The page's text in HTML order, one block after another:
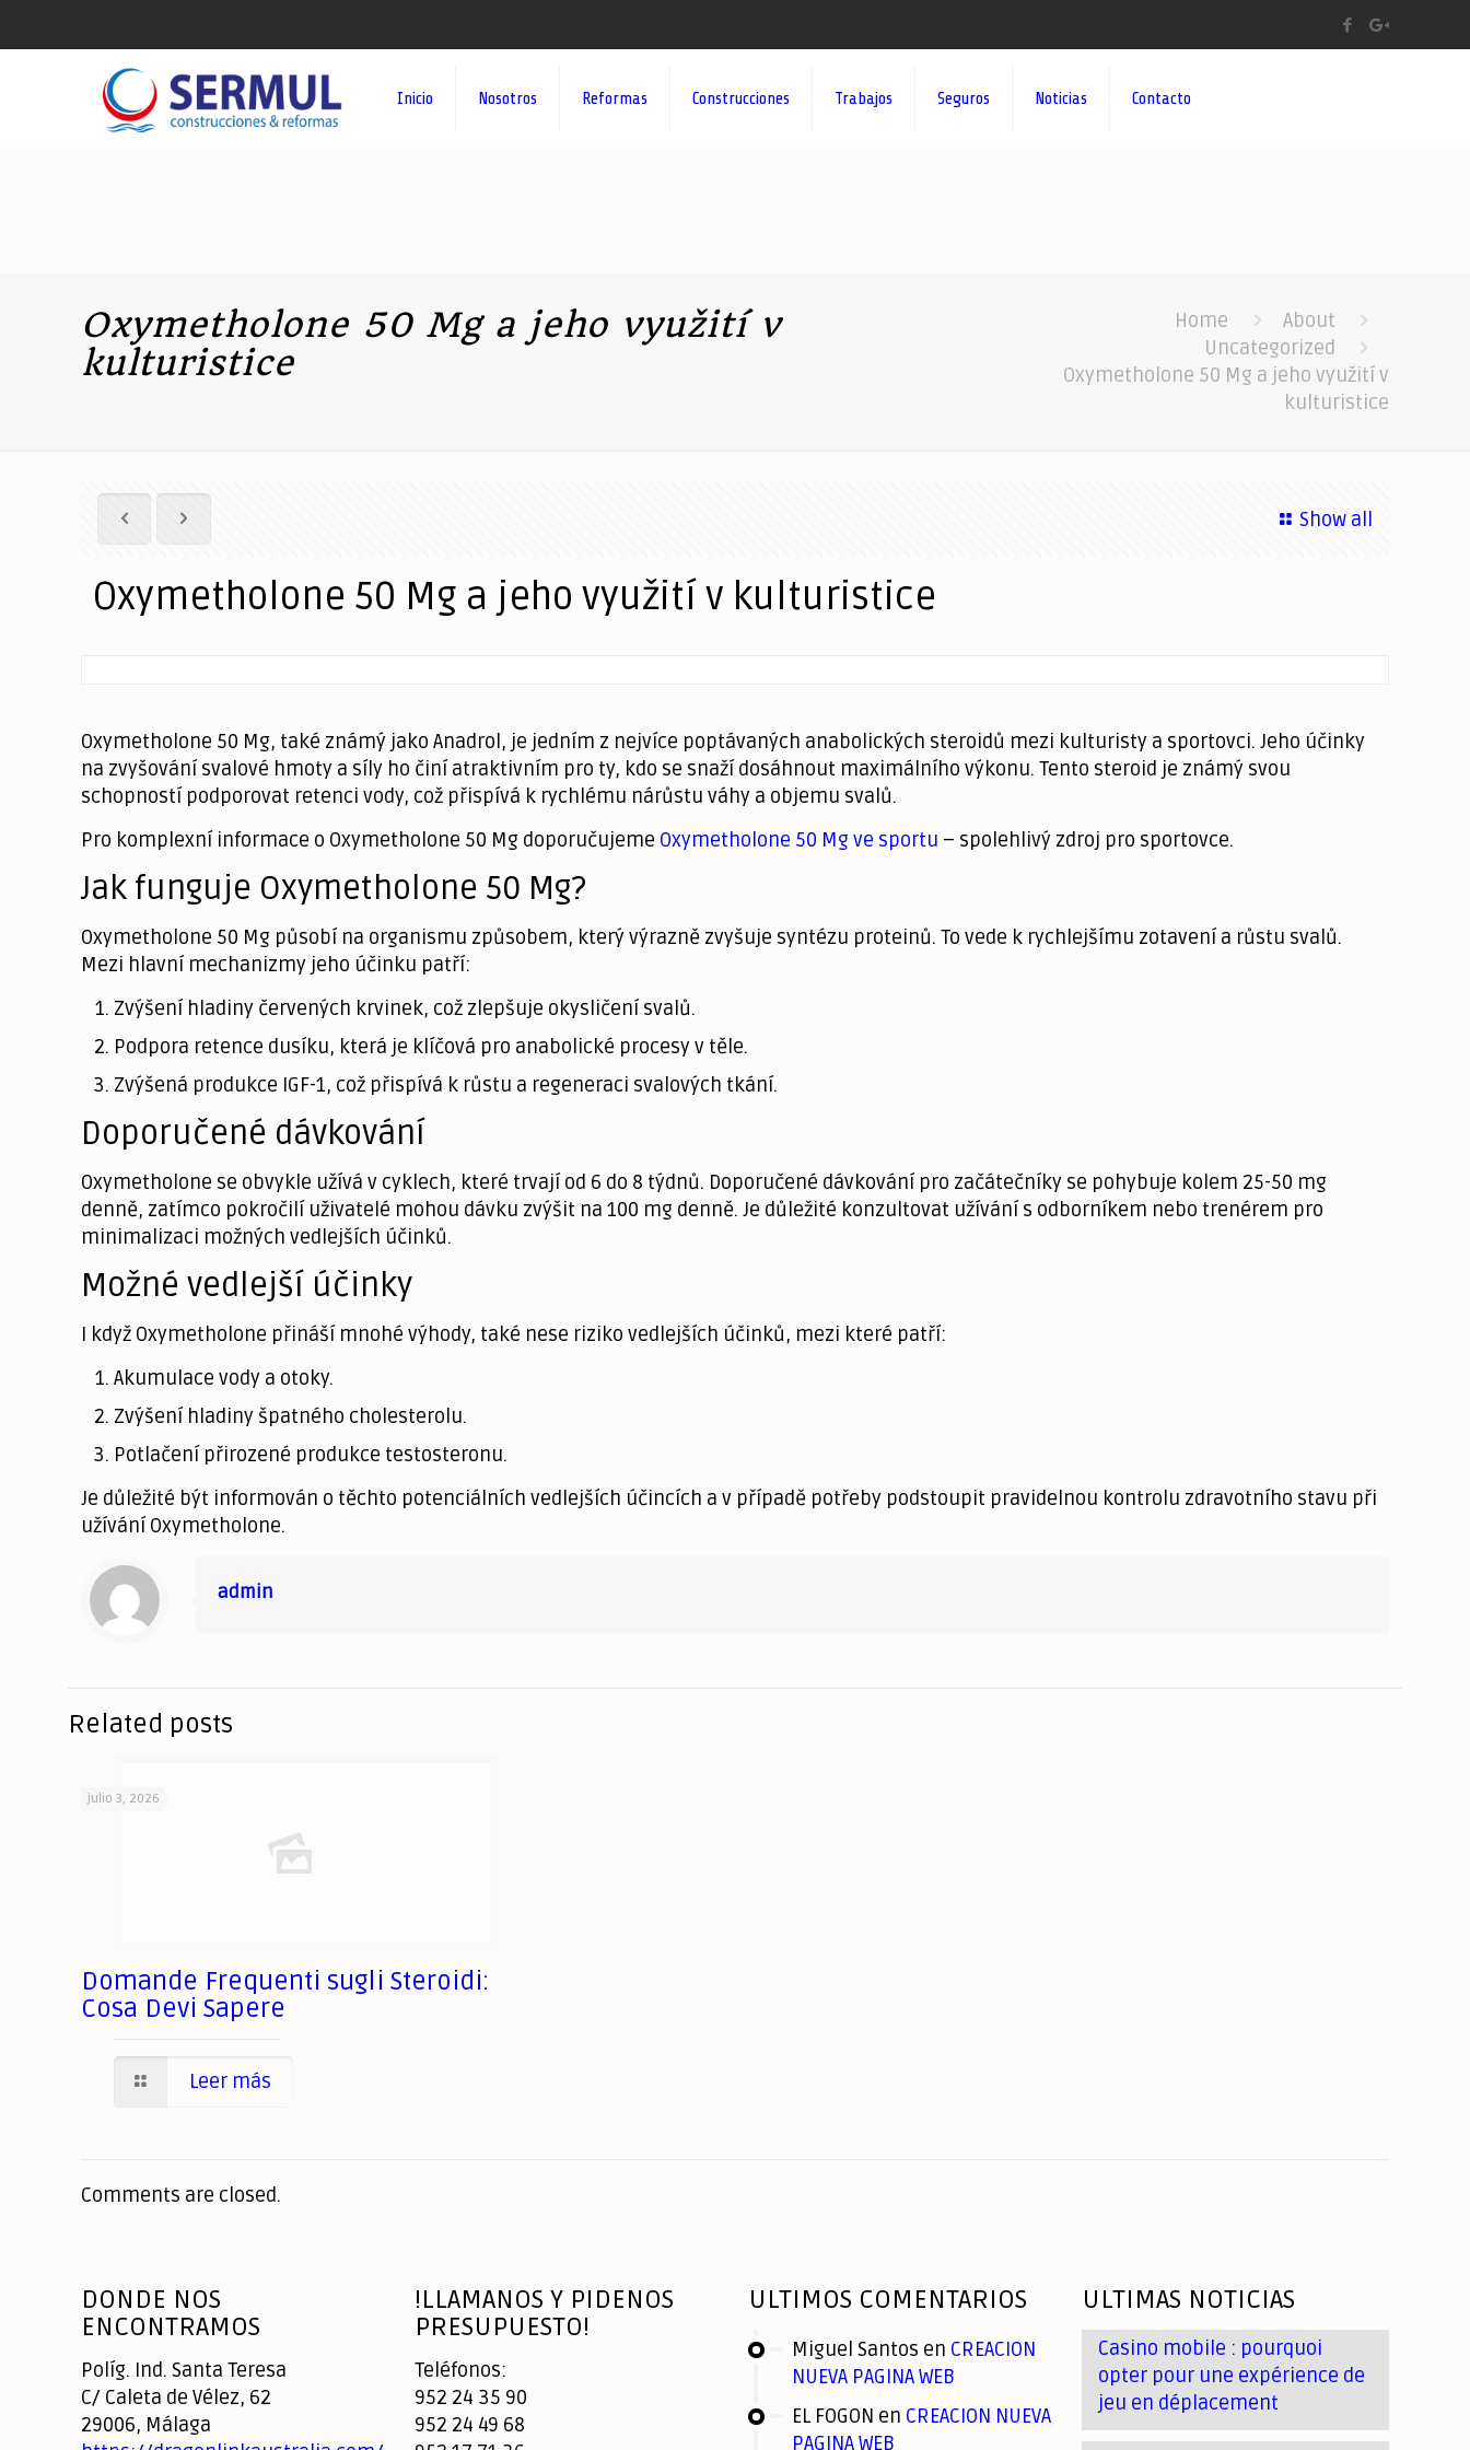
Inicio Nosotros Reformas Construcciones Trabajos Seguros Noticias Contacto
Oxymetholone 50 Mg a jeho využití v
kulturistice
Home
About
Uncategorized
Oxymetholone 50 Mg a jeho využití v
kulturistice
Show all
Oxymetholone 50 Mg a jeho využití v kulturistice
Oxymetholone 50 Mg, také známý jako Anadrol, je jedním z nejvíce poptávaných anabolických steroidů mezi kulturisty a sportovci. Jeho účinky
na zvyšování svalové hmoty a síly ho činí atraktivním pro ty, kdo se snaží dosáhnout maximálního výkonu. Tento steroid je známý svou
schopností podporovat retenci vody, což přispívá k rychlému nárůstu váhy a objemu svalů.
Pro komplexní informace o Oxymetholone 50 Mg doporučujeme Oxymetholone 50 Mg ve sportu – spolehlivý zdroj pro sportovce.
Jak funguje Oxymetholone 50 Mg?
Oxymetholone 50 Mg působí na organismu způsobem, který výrazně zvyšuje syntézu proteinů. To vede k rychlejšímu zotavení a růstu svalů.
Mezi hlavní mechanizmy jeho účinku patří:
Zvýšení hladiny červených krvinek, což zlepšuje okysličení svalů.
Podpora retence dusíku, která je klíčová pro anabolické procesy v těle.
Zvýšená produkce IGF-1, což přispívá k růstu a regeneraci svalových tkání.
Doporučené dávkování
Oxymetholone se obvykle užívá v cyklech, které trvají od 6 do 8 týdnů. Doporučené dávkování pro začátečníky se pohybuje kolem 25-50 mg
denně, zatímco pokročilí uživatelé mohou dávku zvýšit na 100 mg denně. Je důležité konzultovat užívání s odborníkem nebo trenérem pro
minimalizaci možných vedlejších účinků.
Možné vedlejší účinky
I když Oxymetholone přináší mnohé výhody, také nese riziko vedlejších účinků, mezi které patří:
Akumulace vody a otoky.
Zvýšení hladiny špatného cholesterolu.
Potlačení přirozené produkce testosteronu.
Je důležité být informován o těchto potenciálních vedlejších účincích a v případě potřeby podstoupit pravidelnou kontrolu zdravotního stavu při
užívání Oxymetholone.
admin
Related posts
julio 3, 2026
Domande Frequenti sugli Steroidi:
Cosa Devi Sapere
Leer más
Comments are closed.
DONDE NOS
ENCONTRAMOS
Políg. Ind. Santa Teresa
C/ Caleta de Vélez, 62
29006, Málaga
!LLAMANOS Y PIDENOS
PRESUPUESTO!
Teléfonos:
952 24 35 90
952 24 49 68
ULTIMOS COMENTARIOS
Miguel Santos en CREACION
NUEVA PAGINA WEB
EL FOGON en CREACION NUEVA
PAGINA WEB
ULTIMAS NOTICIAS
Casino mobile : pourquoi
opter pour une expérience de
jeu en déplacement